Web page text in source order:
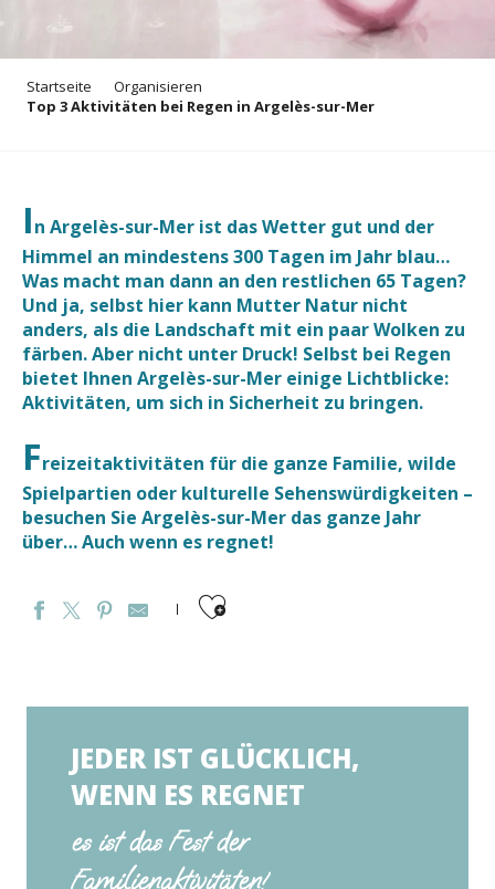
Startseite
Organisieren
Top 3 Aktivitäten bei Regen in Argelès-sur-Mer
In Argelès-sur-Mer ist das Wetter gut und der
Himmel an mindestens 300 Tagen im Jahr blau…
Was macht man dann an den restlichen 65 Tagen?
Und ja, selbst hier kann Mutter Natur nicht
anders, als die Landschaft mit ein paar Wolken zu
färben. Aber nicht unter Druck! Selbst bei Regen
bietet Ihnen Argelès-sur-Mer einige Lichtblicke:
Aktivitäten, um sich in Sicherheit zu bringen.
Freizeitaktivitäten für die ganze Familie, wilde
Spielpartien oder kulturelle Sehenswürdigkeiten –
besuchen Sie Argelès-sur-Mer das ganze Jahr
über… Auch wenn es regnet!
Ajouter aux favoris
JEDER IST GLÜCKLICH,
WENN ES REGNET
es ist das Fest der
Familienaktivitäten!